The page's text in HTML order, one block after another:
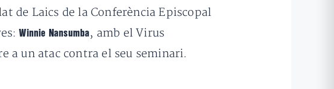
de Laics de la Conferència Episcopal
Winnie Nansumba , amb el Virus
a un atac contra el seu seminari.